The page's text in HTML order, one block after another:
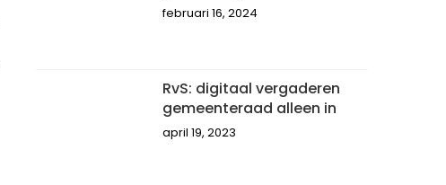
februari 16, 2024
RvS: digitaal vergaderen
gemeenteraad alleen in
april 19, 2023